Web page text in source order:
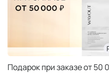
Подарок при заказе от 50